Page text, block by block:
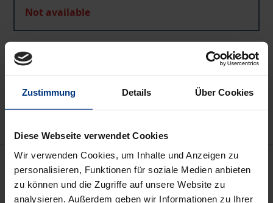
Zustimmung Details Über Cookies
Diese Webseite verwendet Cookies
Wir verwenden Cookies, um Inhalte und Anzeigen zu
personalisieren, Funktionen für soziale Medien anbieten
zu können und die Zugriffe auf unsere Website zu
analysieren. Außerdem geben wir Informationen zu Ihrer
Not available
Delivery cost notice
Description
Eine dem Marxschen Wissenschaftstyp gerecht